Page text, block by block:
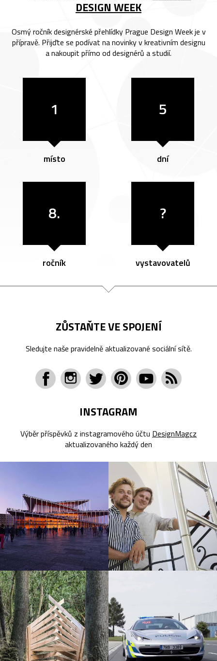
DESIGN WEEK
Osmý ročník designérské přehlídky Prague Design Week je v
přípravě. Přijďte se podívat na novinky v kreativním designu
a nakoupit přímo od designérů a studií.
1
místo
5
dní
8.
ročník
?
vystavovatelů
ZŮSTAŇTE VE SPOJENÍ
Sledujte naše pravidelně aktualizované sociální sítě.
INSTAGRAM
Výběr příspěvků z instagramového účtu DesignMagcz
aktualizovaného každý den